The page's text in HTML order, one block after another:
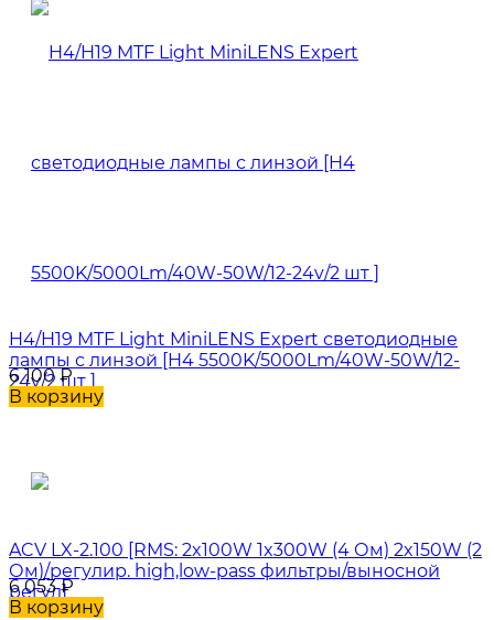
H4/H19 MTF Light MiniLENS Expert светодиодные
лампы с линзой [H4 5500K/5000Lm/40W-50W/12-
24v/2 шт ]
6 100₽
В корзину
ACV LX-2.100 [RMS: 2x100W 1x300W (4 Ом) 2x150W (2
Ом)/регулир. high,low-pass фильтры/выносной
регул]
6 053₽
В корзину